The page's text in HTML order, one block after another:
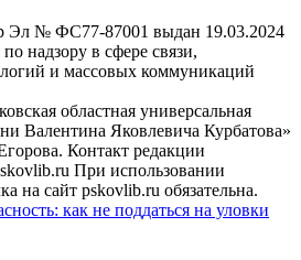
Эл № ФС77-87001 выдан 19.03.2024
надзору в сфере связи,
и массовых коммуникаций
областная универсальная
Валентина Яковлевича Курбатова»
Контакт редакции
При использовании
на сайт pskovlib.ru обязательна.
как не поддаться на уловки